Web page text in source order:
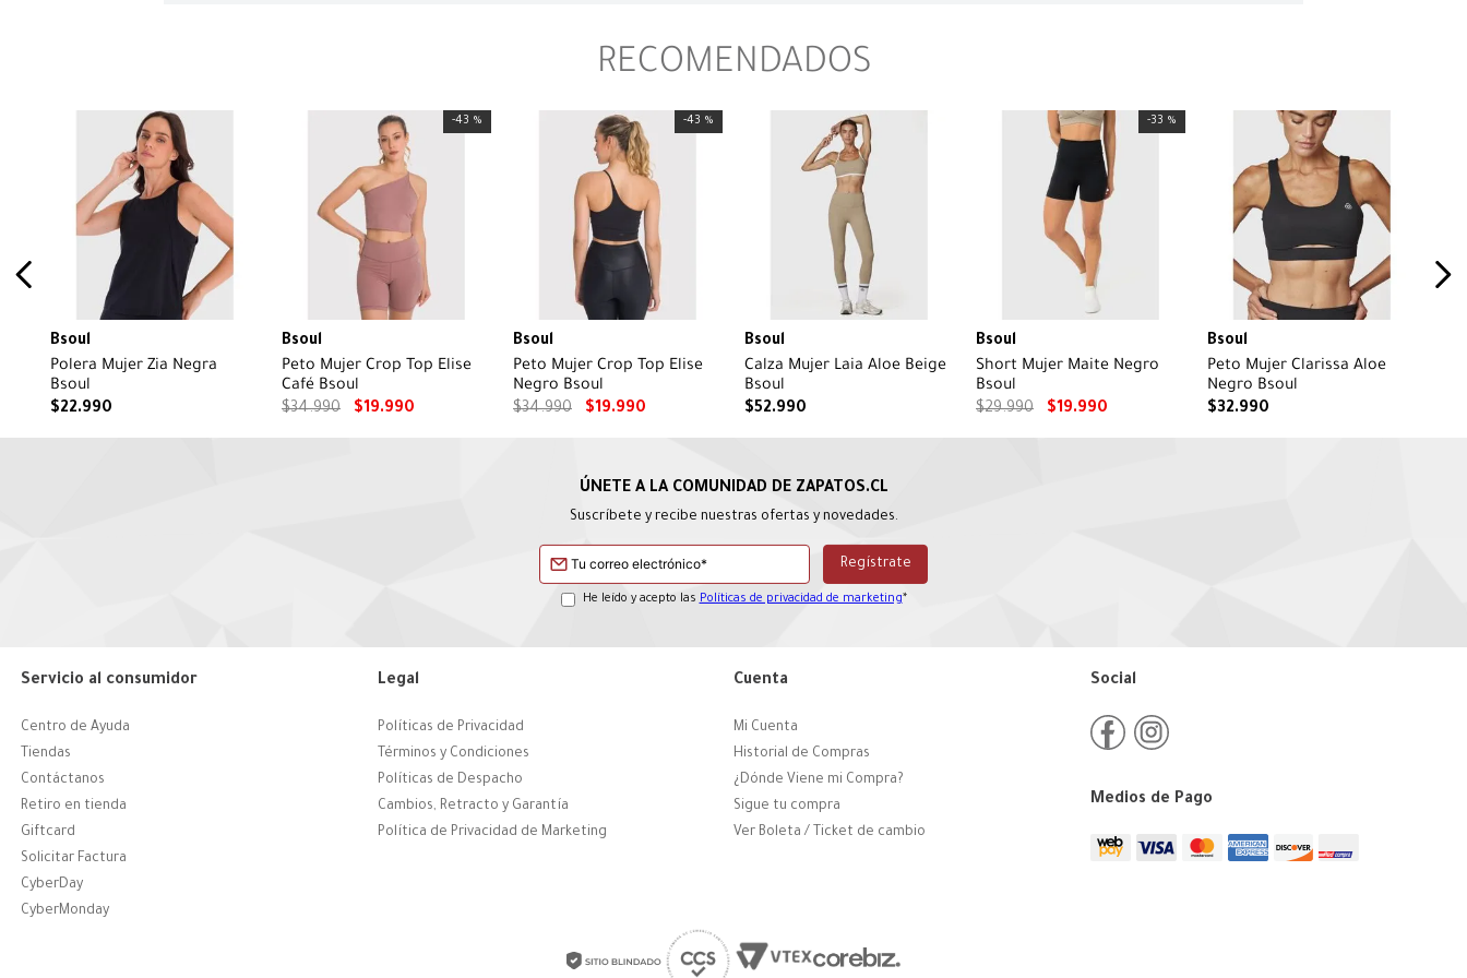
RECOMENDADOS
Bsoul
Polera Mujer Zia Negra
Bsoul
$22.990
-43 %
Bsoul
Peto Mujer Crop Top Elise
Café Bsoul
$34.990 $19.990
-43 %
Bsoul
Peto Mujer Crop Top Elise
Negro Bsoul
$34.990 $19.990
Bsoul
Calza Mujer Laia Aloe Beige
Bsoul
$52.990
-33 %
Bsoul
Short Mujer Maite Negro
Bsoul
$29.990 $19.990
Bsoul
Peto Mujer Clarissa Aloe
Negro Bsoul
$32.990
Suscríbete y recibe nuestras ofertas y novedades.
He leído y acepto las Políticas de privacidad de marketing*
Servicio al consumidor
Centro de Ayuda
Tiendas
Contáctanos
Retiro en tienda
Giftcard
Solicitar Factura
CyberDay
CyberMonday
Legal
Políticas de Privacidad
Términos y Condiciones
Políticas de Despacho
Cambios, Retracto y Garantía
Política de Privacidad de Marketing
Cuenta
Mi Cuenta
Historial de Compras
¿Dónde Viene mi Compra?
Sigue tu compra
Ver Boleta / Ticket de cambio
Social
Medios de Pago